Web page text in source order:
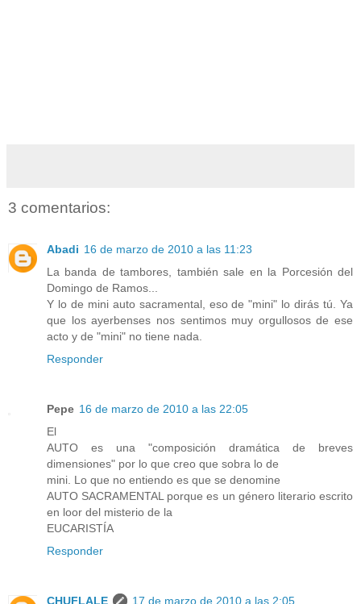
3 comentarios:
Abadi 16 de marzo de 2010 a las 11:23
La banda de tambores, también sale en la Porcesión del
Domingo de Ramos...
Y lo de mini auto sacramental, eso de "mini" lo dirás tú. Ya
que los ayerbenses nos sentimos muy orgullosos de ese
acto y de "mini" no tiene nada.
Responder
Pepe 16 de marzo de 2010 a las 22:05
El
AUTO es una "composición dramática de breves
dimensiones" por lo que creo que sobra lo de
mini. Lo que no entiendo es que se denomine
AUTO SACRAMENTAL porque es un género literario escrito
en loor del misterio de la
EUCARISTÍA
Responder
CHUFLALE
17 de marzo de 2010 a las 2:05